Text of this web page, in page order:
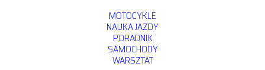
MOTOCYKLE
NAUKA JAZDY
PORADNIK
SAMOCHODY
WARSZTAT